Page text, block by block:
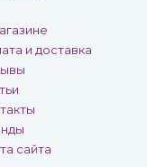
и доставка
сайта